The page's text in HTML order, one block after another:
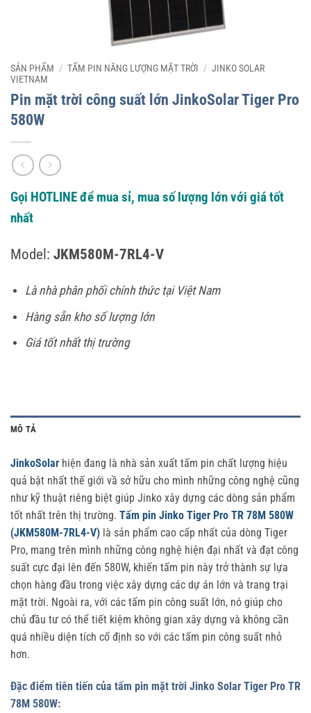
SẢN PHẨM / TẤM PIN NĂNG LƯỢNG MẶT TRỜI / JINKO SOLAR
VIETNAM
Pin mặt trời công suất lớn JinkoSolar Tiger Pro
580W
Gọi HOTLINE để mua sỉ, mua số lượng lớn với giá tốt
nhất
Model: JKM580M-7RL4-V
Là nhà phân phối chính thức tại Việt Nam
Hàng sẵn kho số lượng lớn
Giá tốt nhất thị trường
MÔ TẢ
JinkoSolar hiện đang là nhà sản xuất tấm pin chất lượng hiệu
quả bật nhất thế giới vầ sở hữu cho mình những công nghệ cũng
như kỹ thuật riêng biệt giúp Jinko xây dựng các dòng sản phẩm
tốt nhất trên thị trường. Tấm pin Jinko Tiger Pro TR 78M 580W
(JKM580M-7RL4-V) là sản phẩm cao cấp nhất của dòng Tiger
Pro, mang trên mình những công nghệ hiện đại nhất và đạt công
suất cực đại lên đến 580W, khiến tấm pin này trở thành sự lựa
chọn hàng đầu trong việc xây dựng các dự án lớn và trang trại
mặt trời. Ngoài ra, với các tấm pin công suất lớn, nó giúp cho
chủ đầu tư có thể tiết kiệm không gian xây dựng và không cần
quá nhiều diện tích cố định so với các tấm pin công suất nhỏ
hơn.
Đặc điểm tiên tiến của tấm pin mặt trời Jinko Solar Tiger Pro TR
78M 580W: